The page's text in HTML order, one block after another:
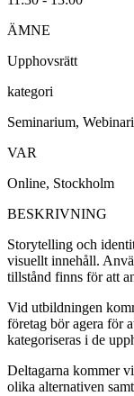
ÄMNE
Upphovsrätt
kategori
Seminarium,
VAR
Online, Stockholm
BESKRIVNING
Storytelling och
visuellt innehåll.
tillstånd finns för att
Vid utbildningen
företag bör agera för
kategoriseras i de
Deltagarna kommer
olika alternativen